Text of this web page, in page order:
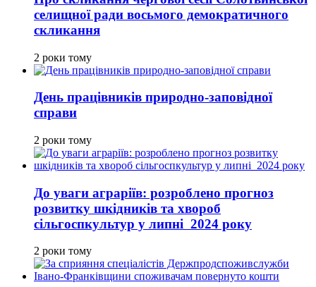
селищної ради восьмого демократичного
скликання
2 роки тому
День працівників природно-заповідної
справи
2 роки тому
До уваги аграріїв: розроблено прогноз
розвитку шкідників та хвороб
сільгоспкультур у липні 2024 року
2 роки тому